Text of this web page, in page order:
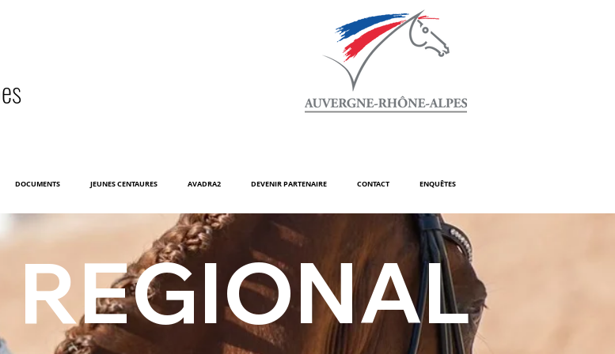
s
DOCUMENTS JEUNES CENTAURES AVADRA2 DEVENIR PARTENAIRE CONTACT ENQUÊTES